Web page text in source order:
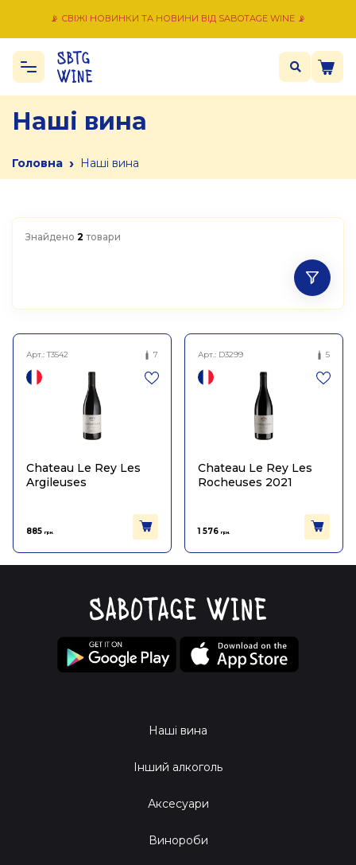
📡 СВІЖІ НОВИНКИ ТА НОВИНИ ВІД SABOTAGE WINE 📡
Наші вина
Головна › Наші вина
Знайдено 2 товари
Арт.:T3542 7
Chateau Le Rey Les
Argileuses
885 грн.
Арт.: D3299 5
Chateau Le Rey Les
Rocheuses 2021
1 576 грн.
Наші вина
Інший алкоголь
Аксесуари
Винороби